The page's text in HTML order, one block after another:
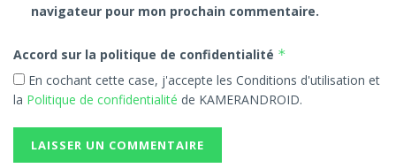
navigateur pour mon prochain commentaire.
Accord sur la politique de confidentialité *
En cochant cette case, j'accepte les Conditions d'utilisation et
la Politique de confidentialité de KAMERANDROID.